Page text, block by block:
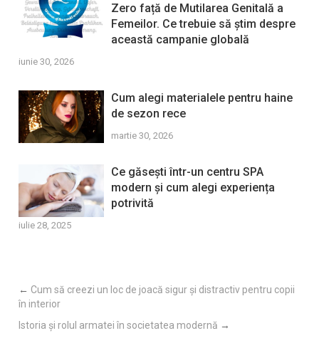
Zero față de Mutilarea Genitală a
Femeilor. Ce trebuie să știm despre
această campanie globală
iunie 30, 2026
Cum alegi materialele pentru haine
de sezon rece
martie 30, 2026
Ce găsești într-un centru SPA
modern și cum alegi experiența
potrivită
iulie 28, 2025
← Cum să creezi un loc de joacă sigur și distractiv pentru copii
în interior
Istoria și rolul armatei în societatea modernă →